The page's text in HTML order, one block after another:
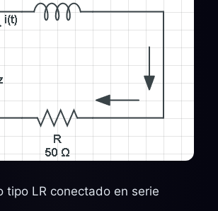
tipo LR conectado en serie